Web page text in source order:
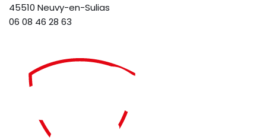
45510 Neuvy-en-Sulias
06 08 46 28 63